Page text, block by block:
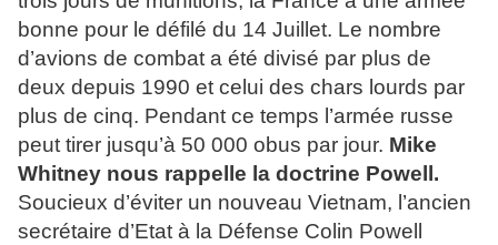
bonne pour le défilé du 14 Juillet. Le nombre
d’avions de combat a été divisé par plus de
deux depuis 1990 et celui des chars lourds par
plus de cinq. Pendant ce temps l’armée russe
peut tirer jusqu’à 50 000 obus par jour. Mike
Whitney nous rappelle la doctrine Powell.
Soucieux d’éviter un nouveau Vietnam, l’ancien
secrétaire d’Etat à la Défense Colin Powell